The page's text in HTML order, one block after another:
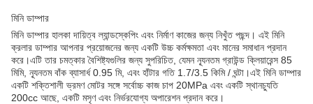
মিনি ডাম্পার
মিনি ডাম্পার হালকা দায়িত্ব ল্যান্ডস্কেপিং এবং নির্মাণ কাজের জন্য নিখুঁত পছন্দ। এই মিনি
ক্রলার ডাম্পার আপনার প্রয়োজনের জন্য একটি উচ্চ কর্মক্ষমতা এবং মানের সমাধান প্রদান
করে।এটি তার চমত্কার বৈশিষ্ট্যগুলির জন্য সুপরিচিত, যেমন ন্যূনতম গ্রাউন্ড ক্লিয়ারেন্স 85
মিমি, ন্যূনতম বাঁক ব্যাসার্ধ 0.95 মি, এবং হাঁটার গতি 1.7/3.5 কিমি / ঘন্টা।এই মিনি ডাম্পার
একটি শক্তিশালী ভ্রমণ মোটর সঙ্গে সর্বোচ্চ কাজ চাপ 20MPa এবং একটি স্থানচ্যুতি
200cc আছে, একটি মসৃণ এবং নির্ভরযোগ্য অপারেশন প্রদান করে।